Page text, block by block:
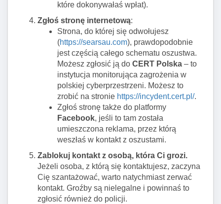
które dokonywałaś wpłat).
Zgłoś stronę internetową:
Strona, do której się odwołujesz
(https://searsau.com), prawdopodobnie
jest częścią całego schematu oszustwa.
Możesz zgłosić ją do CERT Polska – to
instytucja monitorująca zagrożenia w
polskiej cyberprzestrzeni. Możesz to
zrobić na stronie https://incydent.cert.pl/.
Zgłoś stronę także do platformy
Facebook, jeśli to tam została
umieszczona reklama, przez którą
weszłaś w kontakt z oszustami.
Zablokuj kontakt z osobą, która Ci grozi.
Jeżeli osoba, z którą się kontaktujesz, zaczyna
Cię szantażować, warto natychmiast zerwać
kontakt. Groźby są nielegalne i powinnaś to
zgłosić również do policji.